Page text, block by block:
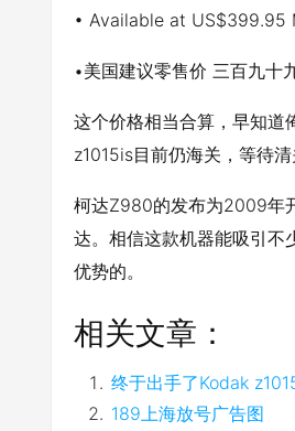
• Available at US$399.95
•美国建议零售价 三百九十
这个价格相当合算，早知道
z1015is目前仍海关，等待清
柯达Z980的发布为2009年
达。相信这款机器能吸引
优势的。
相关文章：
终于出手了Kodak
189上海放号广告图